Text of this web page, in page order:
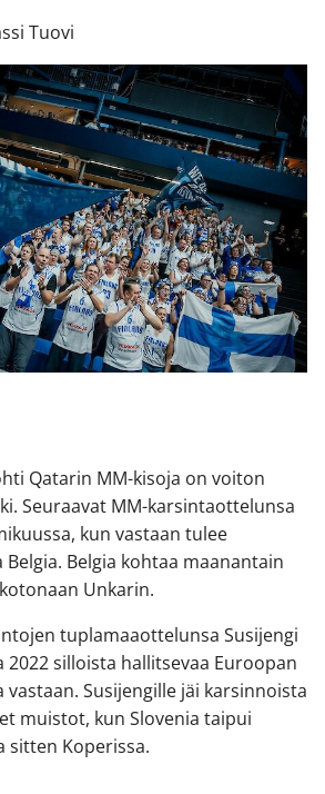
Tuovi
Qatarin MM-kisoja on voiton
Seuraavat MM-karsintaottelunsa
kun vastaan tulee
Belgia kohtaa maanantain
Unkarin.
tuplamaaottelunsa Susijengi
2022 silloista hallitsevaa Euroopan
vastaan. Susijengille jäi karsinnoista
muistot, kun Slovenia taipui
sitten Koperissa.